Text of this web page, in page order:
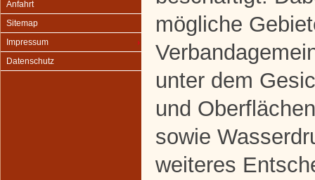
Anfahrt
Sitemap
Impressum
Datenschutz
mögliche
unter dem
und
sowie
weiteres